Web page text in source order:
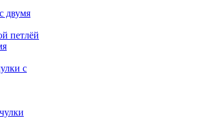
двумя
петлёй
с